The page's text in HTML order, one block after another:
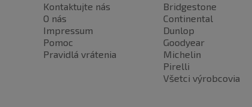
Kontaktujte nás
O nás
Impressum
Pomoc
Pravidlá vrátenia
Bridgestone
Continental
Dunlop
Goodyear
Michelin
Pirelli
Všetci výrobcovia